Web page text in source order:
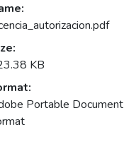
KB
Portable Document